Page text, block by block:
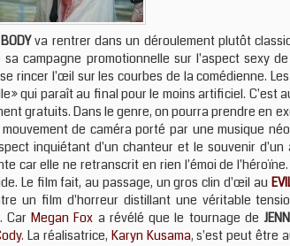
va rentrer dans un déroulement plutôt
campagne promotionnelle sur l'aspect sexy
rincer l'œil sur les courbes de la comédienne.
qui paraît au final pour le moins artificiel. C'est
gratuits. Dans le genre, on pourra prendre en
de caméra porté par une musique
inquiétant d'un chanteur et le souvenir
car elle ne retranscrit en rien l'émoi de
Le film fait, au passage, un gros clin d'œil au
un film d'horreur distillant une véritable
CarMegan Fox a révélé que le tournage de
. La réalisatrice, Karyn Kusama, s'est peut être